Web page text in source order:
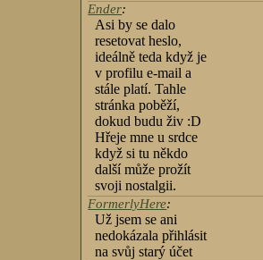
Ender:
Asi by se dalo
resetovat heslo,
ideálně teda když je
v profilu e-mail a
stále platí. Tahle
stránka poběží,
dokud budu živ :D
Hřeje mne u srdce
když si tu někdo
další může prožít
svoji nostalgii.
FormerlyHere:
Už jsem se ani
nedokázala přihlásit
na svůj starý účet